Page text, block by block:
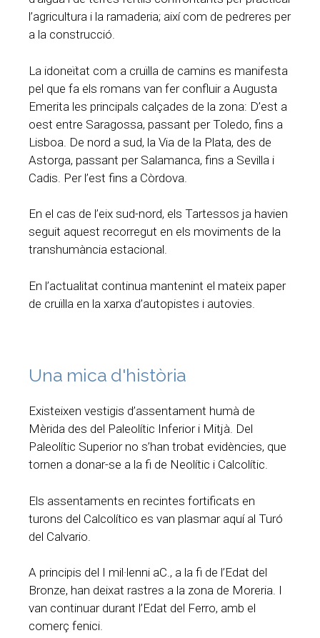
l’agricultura i la ramaderia; així com de pedreres per
a la construcció.
La idoneïtat com a cruïlla de camins es manifesta
pel que fa els romans van fer confluir a Augusta
Emerita les principals calçades de la zona: D’est a
oest entre Saragossa, passant per Toledo, fins a
Lisboa. De nord a sud, la Via de la Plata, des de
Astorga, passant per Salamanca, fins a Sevilla i
Cadis. Per l’est fins a Còrdova.
En el cas de l’eix sud-nord, els Tartessos ja havien
seguit aquest recorregut en els moviments de la
transhumància estacional.
En l’actualitat continua mantenint el mateix paper
de cruïlla en la xarxa d’autopistes i autovies.
Una mica d'història
Existeixen vestigis d’assentament humà de
Mèrida des del Paleolític Inferior i Mitjà. Del
Paleolític Superior no s’han trobat evidències, que
tornen a donar-se a la fi de Neolític i Calcolític.
Els assentaments en recintes fortificats en
turons del Calcolítico es van plasmar aquí al Turó
del Calvario.
A principis del I mil·lenni aC., a la fi de l’Edat del
Bronze, han deixat rastres a la zona de Moreria. I
van continuar durant l’Edat del Ferro, amb el
comerç fenici.